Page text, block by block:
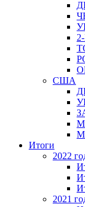
США
Итоги
2022
2021